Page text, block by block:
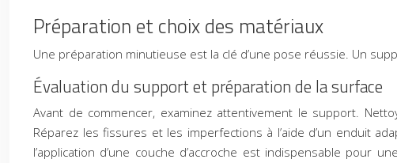
Préparation et choix des matériaux
Une préparation minutieuse est la clé d’une pose réussie. Un
Évaluation du support et préparation de la surface
Avant de commencer, examinez attentivement le support.
Réparez les fissures et les imperfections à l’aide d’un enduit
l’application d’une couche d’accroche est indispensable pour